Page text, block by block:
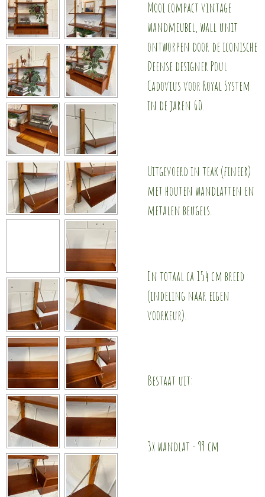
Mooi compact vintage
wandmeubel, wall unit
ontworpen door de iconische
Deense designer Poul
Cadovius voor Royal System
in de jaren 60.
Uitgevoerd in teak (fineer)
met houten wandlatten en
metalen beugels.
In totaal ca 154 cm breed
(indeling naar eigen
voorkeur).
Bestaat uit:
3x wandlat - 99 cm